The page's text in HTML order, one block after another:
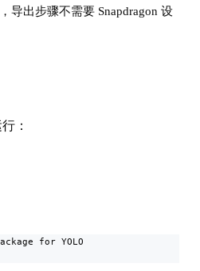
导出步骤不需要 Snapdragon 设
：
for YOLO